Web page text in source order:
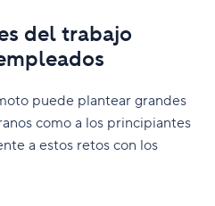
del trabajo
puede plantear grandes
como a los principiantes
a estos retos con los